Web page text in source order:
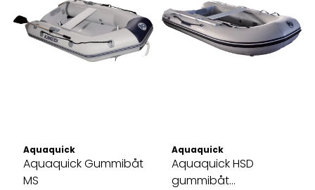
Aquaquick
Aquaquick Gummibåt
MS
Aquaquick
Aquaquick HSD
gummibåt